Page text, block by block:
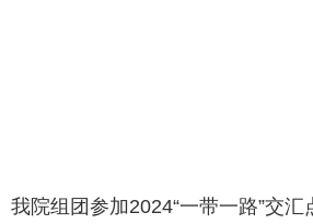
我院组团参加2024“一带一路”交